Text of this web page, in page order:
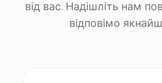
від вас. Надішліть нам
відповімо